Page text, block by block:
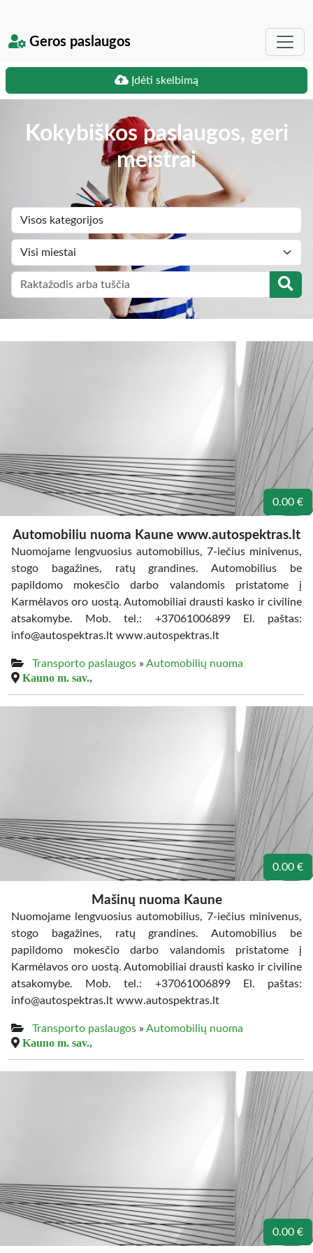
Geros paslaugos
Įdėti skelbimą
Kokybiškos paslaugos, geri
meistrai
0.00 €
Automobiliu nuoma Kaune www.autospektras.lt
Nuomojame lengvuosius automobilius, 7-iečius minivenus,
stogo bagažines, ratų grandines. Automobilius be
papildomo mokesčio darbo valandomis pristatome į
Karmėlavos oro uostą. Automobiliai drausti kasko ir civiline
atsakomybe. Mob. tel.: +37061006899 El. paštas:
info@autospektras.lt www.autospektras.lt
Transporto paslaugos » Automobilių nuoma
Kauno m. sav.,
0.00 €
Mašinų nuoma Kaune
Nuomojame lengvuosius automobilius, 7-iečius minivenus,
stogo bagažines, ratų grandines. Automobilius be
papildomo mokesčio darbo valandomis pristatome į
Karmėlavos oro uostą. Automobiliai drausti kasko ir civiline
atsakomybe. Mob. tel.: +37061006899 El. paštas:
info@autospektras.lt www.autospektras.lt
Transporto paslaugos » Automobilių nuoma
Kauno m. sav.,
0.00 €